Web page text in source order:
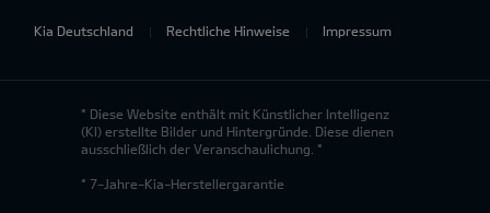
Kia Deutschland Rechtliche Hinweise Impressum
* Diese Website enthält mit Künstlicher Intelligenz
(KI) erstellte Bilder und Hintergründe. Diese dienen
ausschließlich der Veranschaulichung. *
* 7-Jahre-Kia-Herstellergarantie